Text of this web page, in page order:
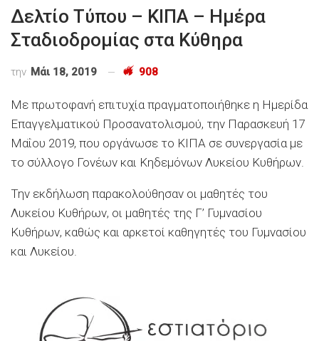
Δελτίο Τύπου – ΚΙΠΑ – Ημέρα
Σταδιοδρομίας στα Κύθηρα
την Μάι 18, 2019 908
Με πρωτοφανή επιτυχία πραγματοποιήθηκε η Ημερίδα
Επαγγελματικού Προσανατολισμού, την Παρασκευή 17
Μαΐου 2019, που οργάνωσε το ΚΙΠΑ σε συνεργασία με
το σύλλογο Γονέων και Κηδεμόνων Λυκείου Κυθήρων.
Την εκδήλωση παρακολούθησαν οι μαθητές του
Λυκείου Κυθήρων, οι μαθητές της Γ’ Γυμνασίου
Κυθήρων, καθώς και αρκετοί καθηγητές του Γυμνασίου
και Λυκείου.